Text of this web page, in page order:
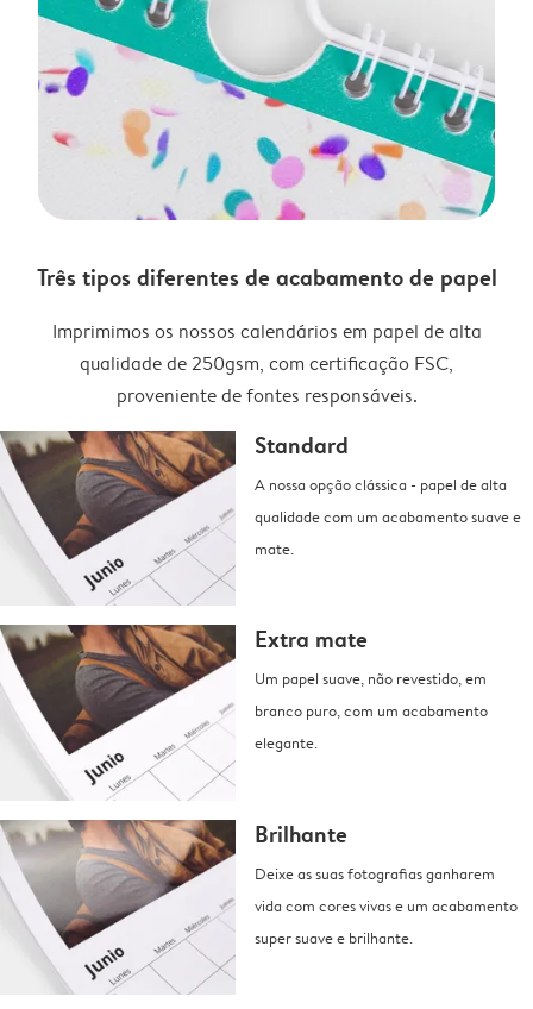
Três tipos diferentes de acabamento de papel
Imprimimos os nossos calendários em papel de alta
qualidade de 250gsm, com certificação FSC,
proveniente de fontes responsáveis.
Standard
A nossa opção clássica - papel de alta
qualidade com um acabamento suave e
mate.
Extra mate
Um papel suave, não revestido, em
branco puro, com um acabamento
elegante.
Brilhante
Deixe as suas fotografias ganharem
vida com cores vivas e um acabamento
super suave e brilhante.